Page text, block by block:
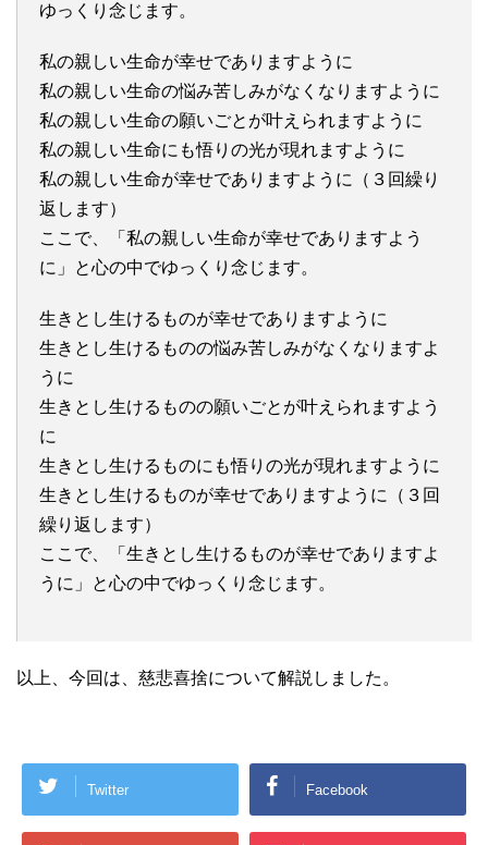
ゆっくり念じます。
私の親しい生命が幸せでありますように
私の親しい生命の悩み苦しみがなくなりますように
私の親しい生命の願いごとが叶えられますように
私の親しい生命にも悟りの光が現れますように
私の親しい生命が幸せでありますように（３回繰り
返します）
ここで、「私の親しい生命が幸せでありますよう
に」と心の中でゆっくり念じます。
生きとし生けるものが幸せでありますように
生きとし生けるものの悩み苦しみがなくなりますよ
うに
生きとし生けるものの願いごとが叶えられますよう
に
生きとし生けるものにも悟りの光が現れますように
生きとし生けるものが幸せでありますように（３回
繰り返します）
ここで、「生きとし生けるものが幸せでありますよ
うに」と心の中でゆっくり念じます。
以上、今回は、慈悲喜捨について解説しました。
Twitter Facebook